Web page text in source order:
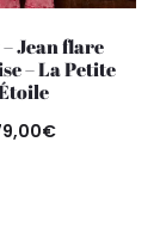
Jean flare
– La Petite
€